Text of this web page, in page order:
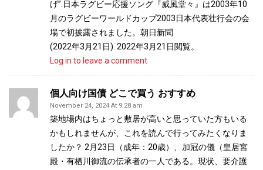
げ”.日本ラグビー応援ソング『威風堂々』は2003年10
月のラグビーワールドカップ2003日本代表壮行会の会
場で初披露されました。朝日新聞
(2022年3月21日). 2022年3月21日閲覧。
Log in to leave a comment
個人向け国債 どこで買う おすすめ
November 24, 2024 At 9:28 am
築地場内はちょっと敷居が高いと思っていた方もいる
かもしれませんが、これを読んで行ってみたくなりま
したか？ 2月23日（成年：20歳）、加冠の儀（皇居宮
殿・有栖川御流の伝承者の一人である。現状、要介護